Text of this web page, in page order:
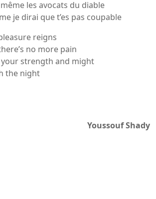
les avocats du diable
je dirai que t’es pas coupable
reigns
no more pain
your strength and might
the night
Youssouf Shady